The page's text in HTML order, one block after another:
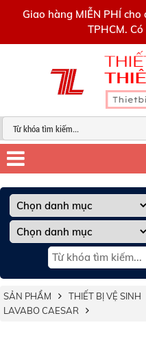
Giao hàng MIỄN PHÍ
TPHCM.
SẢN PHẨM THIẾT BỊ VỆ SINH
LAVABO CAESAR
0909445903